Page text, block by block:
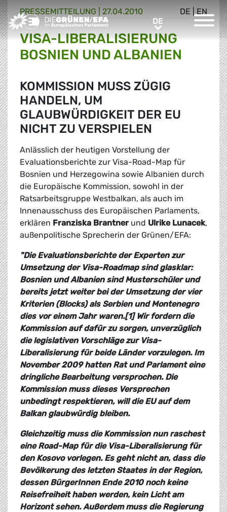
Greens/EFA Home DEDE
DE EN
PRESSE­MITTEILUNG 27.04.2010
VISA-LIBERALISIERUNG
BOSNIEN UND ALBANIEN
KOMMISSION MUSS ZÜGIG
HANDELN, UM
GLAUBWÜRDIGKEIT DER EU
NICHT ZU VERSPIELEN
Anlässlich der heutigen Vorstellung der
Evaluationsberichte zur Visa-Road-Map für
Bosnien und Herzegowina sowie Albanien durch
die Europäische Kommission, sowohl in der
Ratsarbeitsgruppe Westbalkan, als auch im
Innenausschuss des Europäischen Parlaments,
erklären Franziska Brantnerund Ulrike Lunacek,
außenpolitische Sprecherin der Grünen/EFA:
"Die Evaluationsberichte der Experten zur
Umsetzung der Visa-Roadmap sind glasklar:
Bosnien und Albanien sind Musterschüler und
bereits jetzt weiter bei der Umsetzung der vier
Kriterien (Blocks) als Serbien und Montenegro
dies vor einem Jahr waren.[1] Wir fordern die
Kommission auf dafür zu sorgen, unverzüglich
die legislativen Vorschläge zur Visa-
Liberalisierung für beide Länder vorzulegen. Im
November 2009 hatten Rat und Parlament eine
dringliche Bearbeitung versprochen. Die
Kommission muss dieses Versprechen
unbedingt respektieren, will die EU auf dem
Balkan glaubwürdig bleiben.
Gleichzeitig muss die Kommission nun raschest
eine Road-Map für die Visa-Liberalisierung für
den Kosovo vorlegen. Es geht nicht an, dass die
Bevölkerung des letzten Staates in der Region,
dessen BürgerInnen Ende 2010 noch keine
Reisefreiheit haben werden, kein Licht am
Horizont sehen. Außerdem muss die Regierung